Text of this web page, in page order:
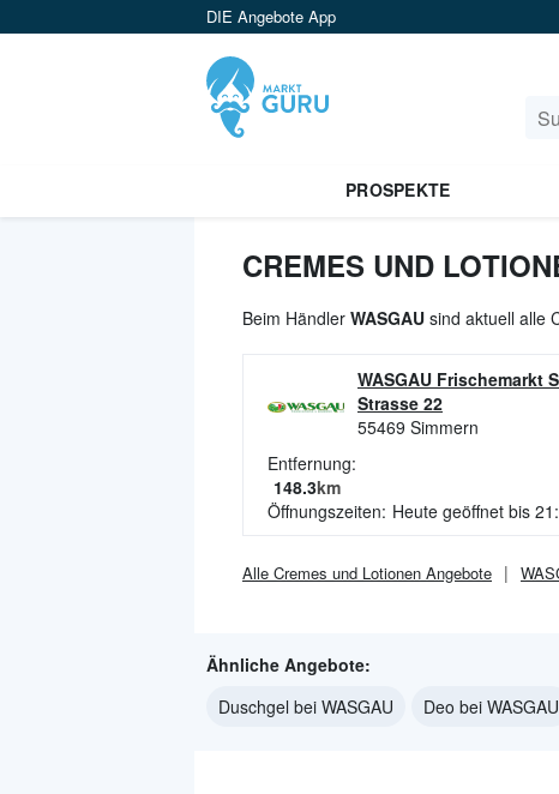
DIE Angebote App
PROSPEKTE
CREMES UND
Beim Händler WASGAU sind aktuell alle
WASGAU Frischemarkt
Strasse 22
55469 Simmern
Entfernung:
148.3km
Öffnungszeiten: Heute geöffnet bis
Alle Cremes und Lotionen Angebote
Ähnliche Angebote:
Duschgel bei WASGAU
Deo bei WASGAU